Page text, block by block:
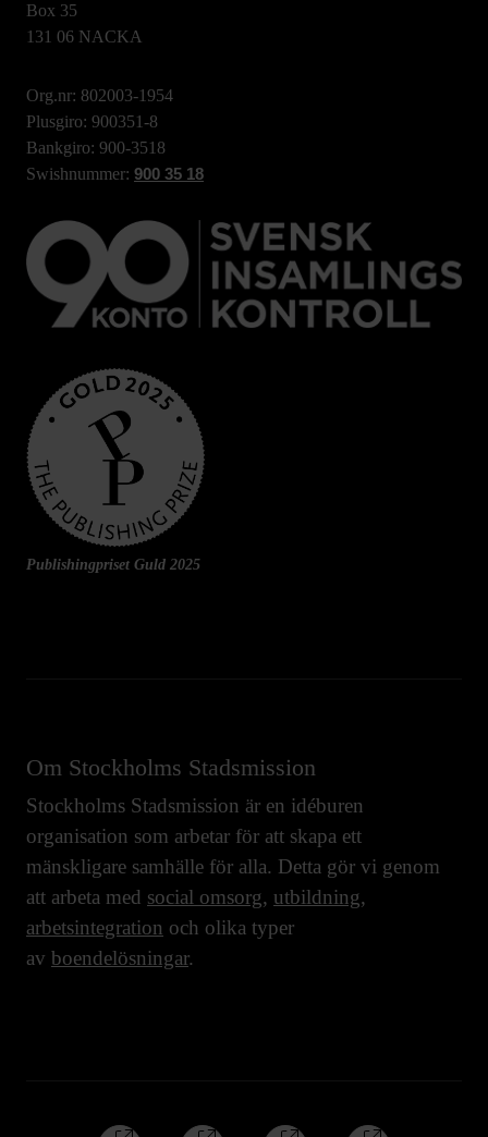
Box 35
131 06 NACKA
Org.nr: 802003-1954
Plusgiro: 900351-8
Bankgiro: 900-3518
Swishnummer: 900 35 18
Publishingpriset Guld 2025
Om Stockholms Stadsmission
Stockholms Stadsmission är en idéburen
organisation som arbetar för att skapa ett
mänskligare samhälle för alla. Detta gör vi genom
att arbeta med social omsorg, utbildning,
arbetsintegration och olika typer
av boendelösningar.